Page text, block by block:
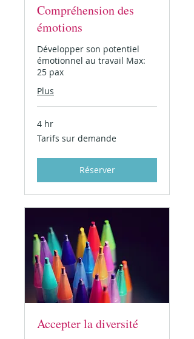
Compréhension des
émotions
Développer son potentiel
émotionnel au travail Max:
25 pax
Plus
4 hr
Tarifs
sur
Tarifs sur demande
Réserver
Accepter la diversité